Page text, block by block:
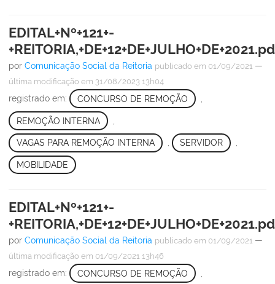
EDITAL+Nº+121+-
por Comunicação Social da Reitoria publicado em 01/09/2021 —
última modificação em 31/08/2023 13h04
registrado em: CONCURSO DE REMOÇÃO
REMOÇÃO INTERNA
VAGAS PARA REMOÇÃO INTERNA , SERVIDOR ,
MOBILIDADE
EDITAL+Nº+121+-
por Comunicação Social da Reitoria publicado em 01/09/2021 —
última modificação em 01/09/2021 13h46
registrado em: CONCURSO DE REMOÇÃO